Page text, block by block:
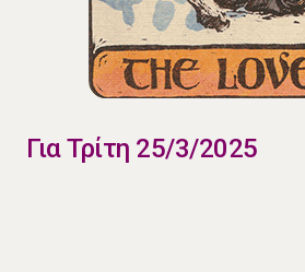
Για Τρίτη 25/3/2025